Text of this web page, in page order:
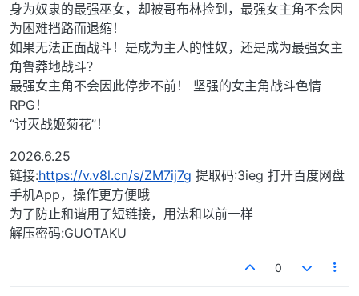
身为奴隶的最强巫女，却被哥布林捡到，最强女主角不会因
为困难挡路而退缩！
如果无法正面战斗！是成为主人的性奴，还是成为最强女主
角鲁莽地战斗？
最强女主角不会因此停步不前！ 坚强的女主角战斗色情
RPG！
“讨灭战姬菊花”！
2026.6.25
链接:https://v.v8l.cn/s/ZM7ij7g 提取码:3ieg 打开百度网盘
手机App，操作更方便哦
为了防止和谐用了短链接，用法和以前一样
解压密码:GUOTAKU
0